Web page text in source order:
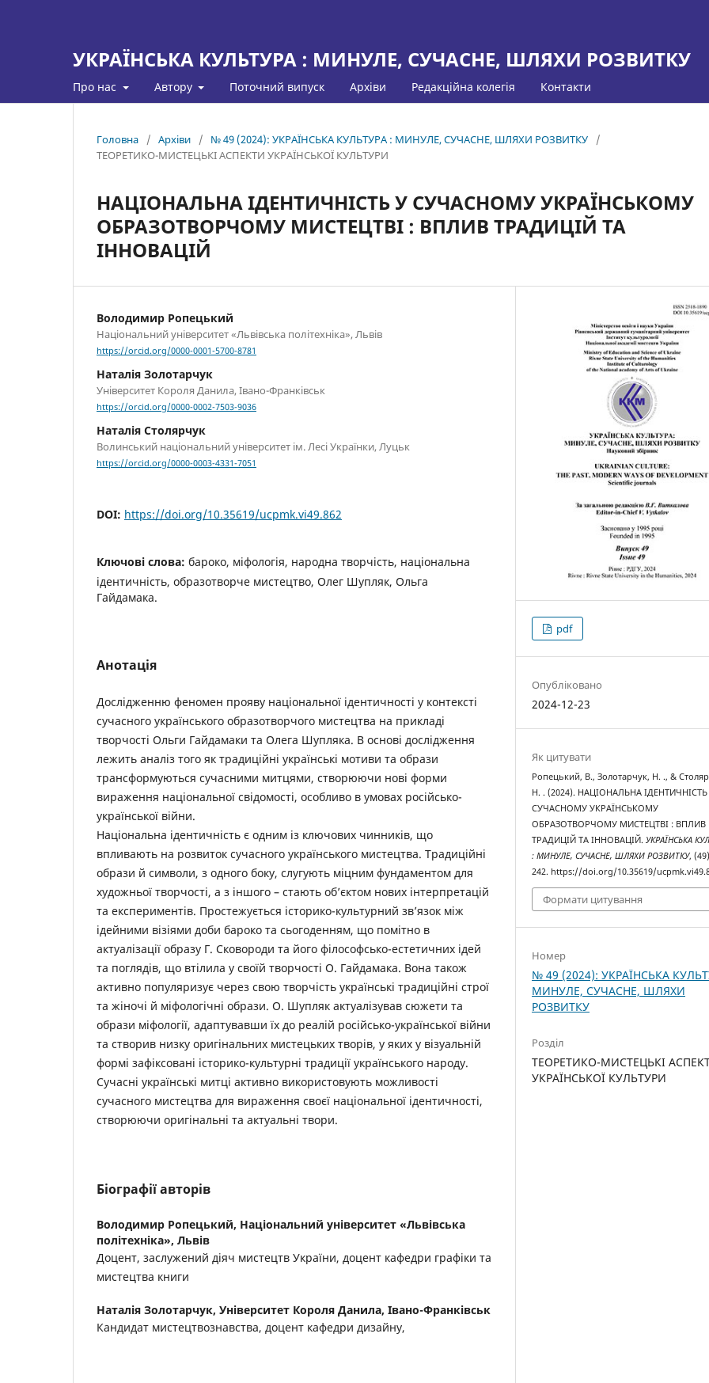
УКРАЇНСЬКА КУЛЬТУРА : МИНУЛЕ, СУЧАСНЕ, ШЛЯХИ РОЗВИТКУ
Про нас Автору Поточний випуск Архіви Редакційна колегія Контакти
Головна / Архіви / № 49 (2024): УКРАЇНСЬКА КУЛЬТУРА : МИНУЛЕ, СУЧАСНЕ, ШЛЯХИ РОЗВИТКУ
/
ТЕОРЕТИКО-МИСТЕЦЬКІ АСПЕКТИ УКРАЇНСЬКОЇ КУЛЬТУРИ
НАЦІОНАЛЬНА ІДЕНТИЧНІСТЬ У СУЧАСНОМУ УКРАЇНСЬКОМУ
ОБРАЗОТВОРЧОМУ МИСТЕЦТВІ : ВПЛИВ ТРАДИЦІЙ ТА
ІННОВАЦІЙ
Володимир Ропецький
Національний університет «Львівська політехніка», Львів
https://orcid.org/0000-0001-5700-8781
Наталія Золотарчук
Університет Короля Данила, Івано-Франківськ
https://orcid.org/0000-0002-7503-9036
Наталія Столярчук
Волинський національний університет ім. Лесі Українки, Луцьк
https://orcid.org/0000-0003-4331-7051
DOI: https://doi.org/10.35619/ucpmk.vi49.862
Ключові слова: бароко, міфологія, народна творчість, національна
ідентичність, образотворче мистецтво, Олег Шупляк, Ольга
Гайдамака.
Анотація
Дослідженню феномен прояву національної ідентичності у контексті
сучасного українського образотворчого мистецтва на прикладі
творчості Ольги Гайдамаки та Олега Шупляка. В основі дослідження
лежить аналіз того як традиційні українські мотиви та образи
трансформуються сучасними митцями, створюючи нові форми
вираження національної свідомості, особливо в умовах російсько-
української війни.
Національна ідентичність є одним із ключових чинників, що
впливають на розвиток сучасного українського мистецтва. Традиційні
образи й символи, з одного боку, слугують міцним фундаментом для
художньої творчості, а з іншого – стають об’єктом нових інтерпретацій
та експериментів. Простежується історико-культурний зв’язок між
ідейними візіями доби бароко та сьогоденням, що помітно в
актуалізації образу Г. Сковороди та його філософсько-естетичних ідей
та поглядів, що втілила у своїй творчості О. Гайдамака. Вона також
активно популяризує через свою творчість українські традиційні строї
та жіночі й міфологічні образи. О. Шупляк актуалізував сюжети та
образи міфології, адаптувавши їх до реалій російсько-української війни
та створив низку оригінальних мистецьких творів, у яких у візуальній
формі зафіксовані історико-культурні традиції українського народу.
Сучасні українські митці активно використовують можливості
сучасного мистецтва для вираження своєї національної ідентичності,
створюючи оригінальні та актуальні твори.
Біографії авторів
Володимир Ропецький, Національний університет «Львівська
політехніка», Львів
Доцент, заслужений діяч мистецтв України, доцент кафедри графіки та
мистецтва книги
Наталія Золотарчук, Університет Короля Данила, Івано-Франківськ
Кандидат мистецтвознавства, доцент кафедри дизайну,
pdf
Опубліковано
2024-12-23
Як цитувати
Ропецький, В., Золотарчук, Н. ., &
Н. . (2024). НАЦІОНАЛЬНА ІДЕНТИЧНІСТЬ
СУЧАСНОМУ УКРАЇНСЬКОМУ
ОБРАЗОТВОРЧОМУ МИСТЕЦТВІ : ВПЛИВ
ТРАДИЦІЙ ТА ІННОВАЦІЙ.УКРАЇНСЬКА
: МИНУЛЕ, СУЧАСНЕ, ШЛЯХИ РОЗВИТКУ,
242. https://doi.org/10.35619/
Формати цитування
Номер
№ 49 (2024): УКРАЇНСЬКА
МИНУЛЕ, СУЧАСНЕ, ШЛЯХИ
РОЗВИТКУ
Розділ
ТЕОРЕТИКО-МИСТЕЦЬКІ
УКРАЇНСЬКОЇ КУЛЬТУРИ